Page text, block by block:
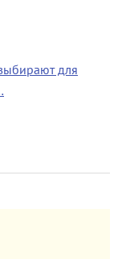
для